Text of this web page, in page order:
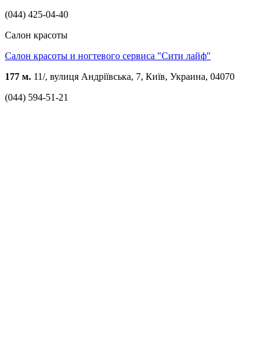
(044) 425-04-40
Cалон красоты
Салон красоты и ногтевого сервиса "Сити лайф"
177 м. 11/, вулиця Андріївська, 7, Київ, Украина, 04070
(044) 594-51-21